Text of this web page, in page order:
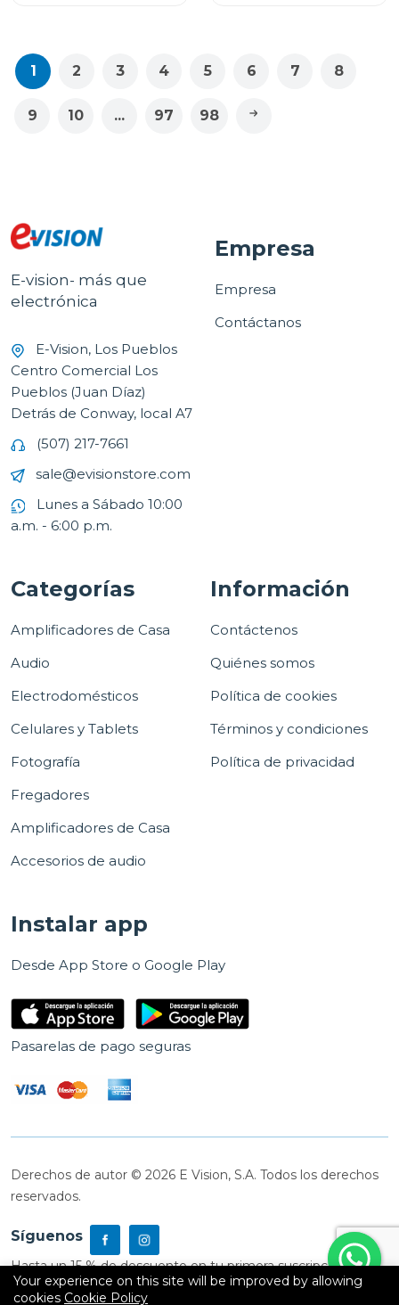
1 2 3 4 5 6 7 8
9 10 ... 97 98
E-vision- más que
electrónica
E-Vision, Los Pueblos
Centro Comercial Los
Pueblos (Juan Díaz)
Detrás de Conway, local A7
(507) 217-7661
sale@evisionstore.com
Lunes a Sábado 10:00
a.m. - 6:00 p.m.
Empresa
Empresa
Contáctanos
Categorías
Amplificadores de Casa
Audio
Electrodomésticos
Celulares y Tablets
Fotografía
Fregadores
Amplificadores de Casa
Accesorios de audio
Información
Contáctenos
Quiénes somos
Política de cookies
Términos y condiciones
Política de privacidad
Instalar app
Desde App Store o Google Play
Pasarelas de pago seguras
Derechos de autor © 2026 E Vision, S.A. Todos los derechos
reservados.
Síguenos
Hasta un 15 % de descuento en tu primera suscripción
Your experience on this site will be improved by allowing
cookies Cookie Policy